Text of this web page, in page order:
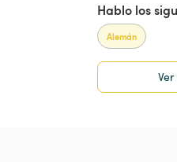
Hablo los
Alemán